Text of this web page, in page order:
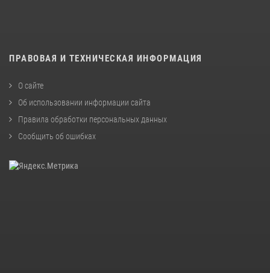
ПРАВОВАЯ И ТЕХНИЧЕСКАЯ ИНФОРМАЦИЯ
О сайте
Об использовании информации сайта
Правила обработки персональных данных
Сообщить об ошибках